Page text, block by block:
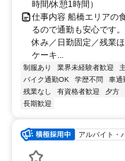
時間/休憩1時間）
仕事内容 船橋エリアの
るので通勤も安心です
休み／日勤固定／残業
ケーキ...
制服あり 業界未経験者歓迎
バイク通勤OK
学歴不問 車通
残業なし
有資格者歓迎 夕方
長期歓迎
アルバイト・